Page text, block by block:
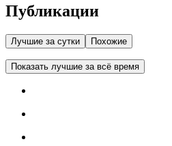
Публикации
Лучшие за сутки Похожие
Показать лучшие за всё время